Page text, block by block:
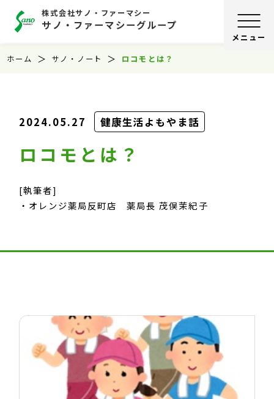
株式会社サノ・ファーマシー
サノ・ファーマシーグループ
ホーム サノ・ノート ロコモとは？
2024.05.27 健康生活よもやま話
ロコモとは？
[執筆者]
オレンジ薬局反町店 薬局長 茂俣茉紀子